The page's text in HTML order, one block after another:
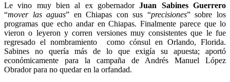
Le vino muy bien al ex gobernadorJuan Sabines Guerrero
“mover las aguas” en Chiapas con sus “precisiones” sobre los
programas que echo andar en Chiapas. Finalmente parece que lo
vieron o leyeron y corren versiones muy consistentes que le fue
regresado el nombramiento como cónsul en Orlando, Florida.
Sabines no quería más de lo que exigía su apuesta; aportó
económicamente para la campaña de Andrés Manuel López
Obrador para no quedar en la orfandad.